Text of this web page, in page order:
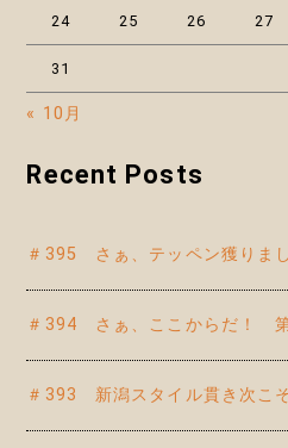
24 25 26 27
31
« 10月
Recent Posts
＃395 さぁ、テッペン獲りま
＃394 さぁ、ここからだ！ 第
＃393 新潟スタイル貫き次こ